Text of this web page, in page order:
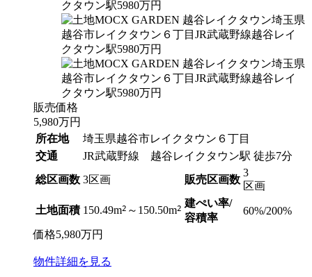
販売価格
5,980万円
所在地
埼玉県越谷市レイクタウン６丁目
交通
JR武蔵野線 越谷レイクタウン駅 徒歩7分
総区画数 3区画 販売区画数
3
区画
土地面積 150.49m2 ～150.50m2 建ぺい率/
容積率
60%/200%
価格5,980万円
物件詳細を見る